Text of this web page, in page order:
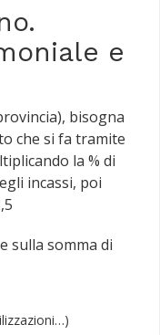
e
bisogna
che si fa tramite
la % di
incassi, poi
sulla somma di